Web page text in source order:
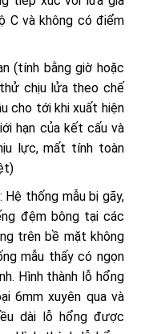
C và không có điểm
(tính bằng giờ hoặc
chịu lửa theo chế
cho tới khi xuất hiện
hạn của kết cấu và
lực, mất tính toàn
Hệ thống mẫu bị gãy,
đệm bông tại các
trên bề mặt không
mẫu thấy có ngọn
Hình thành lỗ hổng
6mm xuyên qua và
dài lỗ hổng được